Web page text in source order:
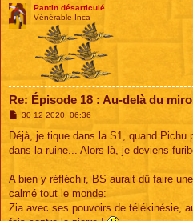
Pantin désarticulé
Vénérable Inca
Re: Épisode 18 : Au-delà du
M
s
s
a
30 12 2020, 06:36
Déjà, je tique dans la S1, quand Pichu
dans la ruine... Alors là, je deviens
A bien y réfléchir, BS aurait dû faire
calmé tout le monde:
Zia avec ses pouvoirs de télékinésie,